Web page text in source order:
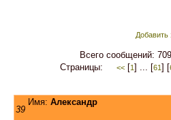
Добавить
Всего сообщений:
Страницы:
<<[1] ... [61] [
39
Имя: Александр